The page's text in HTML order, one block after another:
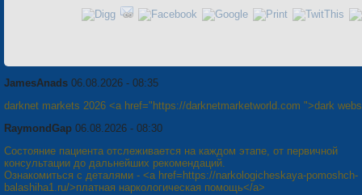
JamesAnads 06.08.2026 - 08:35
darknet markets 2026 <a href="https://darknetmarketworld.com ">dark
RaymondGap 06.08.2026 - 08:30
Состояние пациента отслеживается на каждом этапе, от первичной
консультации до дальнейших рекомендаций.
Ознакомиться с деталями - <a href=https://narkologicheskaya-pomoshch-
balashiha1.ru/>платная наркологическая помощь</a>